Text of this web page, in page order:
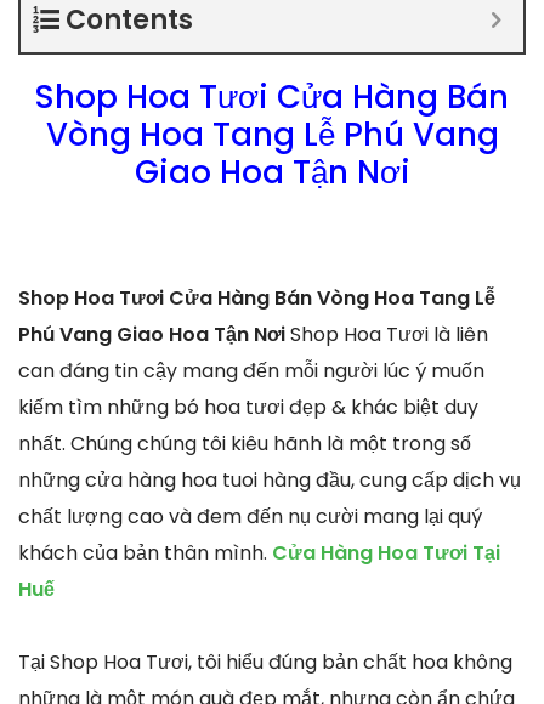
Contents
Shop Hoa Tươi Cửa Hàng Bán
Vòng Hoa Tang Lễ Phú Vang
Giao Hoa Tận Nơi
Shop Hoa Tươi Cửa Hàng Bán Vòng Hoa Tang Lễ
Phú Vang Giao Hoa Tận NơiShop Hoa Tươi là liên
can đáng tin cậy mang đến mỗi người lúc ý muốn
kiếm tìm những bó hoa tươi đẹp & khác biệt duy
nhất. Chúng chúng tôi kiêu hãnh là một trong số
những cửa hàng hoa tuoi hàng đầu, cung cấp dịch vụ
chất lượng cao và đem đến nụ cười mang lại quý
khách của bản thân mình. Cửa Hàng Hoa Tươi Tại
Huế
Tại Shop Hoa Tươi, tôi hiểu đúng bản chất hoa không